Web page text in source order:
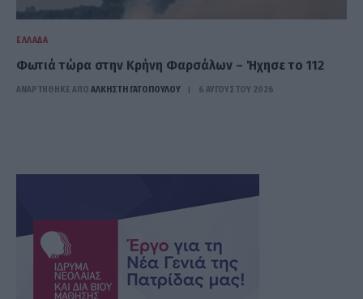
ΕΛΛΆΔΑ
Φωτιά τώρα στην Κρήνη Φαρσάλων – Ήχησε το 112
ΑΝΑΡΤΗΘΗΚΕ ΑΠΟ ΆΛΚΗΣΤΗ ΓΑΤΟΠΟΎΛΟΥ 6 ΑΥΓΟΎΣΤΟΥ 2026